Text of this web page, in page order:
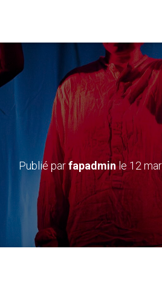
mercredi
Publié parfapadminle12